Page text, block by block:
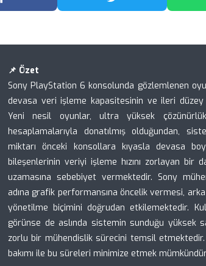
Facebook'ta Paylaş Twitter'da Paylaş
📌 Özet
Sony PlayStation 6 konsolunda gözlemlenen
devasa veri işleme kapasitesinin ve ileri
Yeni nesil oyunlar, ultra yüksek
hesaplamalarıyla donatılmış olduğundan,
miktarı önceki konsollara kıyasla devasa
bileşenlerinin veriyi işleme hızını zorlayan bir
uzamasına sebebiyet vermektedir. Sony
adına grafik performansına öncelik vermesi,
yönetilme biçimini doğrudan etkilemektedir.
görünse de aslında sistemin sunduğu yüksek
zorlu bir mühendislik sürecini temsil
bakımı ile bu süreleri minimize etmek